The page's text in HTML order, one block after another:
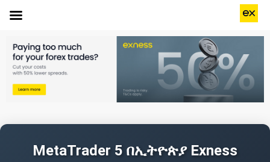
MetaTrader 5 በኢትዮጵያ Exness